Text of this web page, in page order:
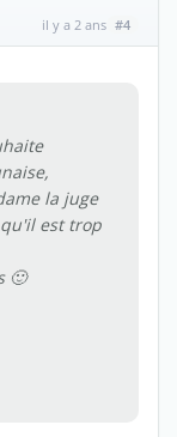
il y a 2 ans #4
la juge
est trop
🙂